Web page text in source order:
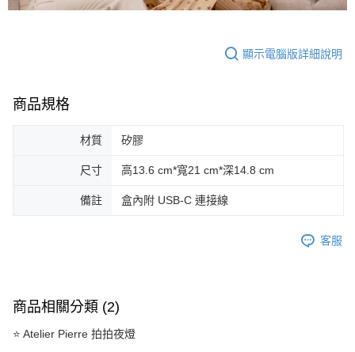
顯示電腦版詳細說明
商品規格
材質 矽膠
尺寸 高13.6 cm*寬21 cm*深14.8 cm
備註 盒內附 USB-C 連接線
客服
商品相關分類 (2)
⭐ Atelier Pierre 拍拍夜燈